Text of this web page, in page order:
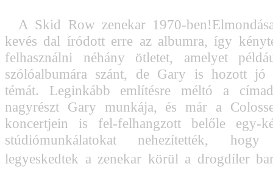
A Skid Row zenekar 1970-
kevés dal íródott erre az albumra, így
felhasználni néhány ötletet, amelyet
szólóalbumára szánt, de Gary is hozott jó
témát. Leginkább említésre méltó a
nagyrészt Gary munkája, és már a
koncertjein is fel-felhangzott belőle egy-
stúdiómunkálatokat nehezítették,
legyeskedtek a zenekar körül a drogdíler